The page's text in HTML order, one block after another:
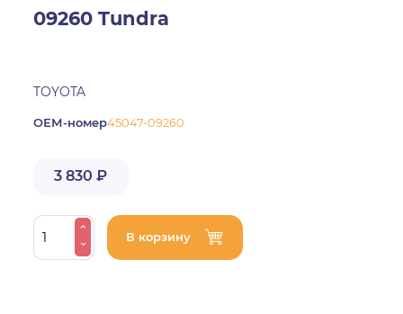
09260 Tundra
TOYOTA
ОЕМ-номер45047-09260
3 830 ₽
В корзину